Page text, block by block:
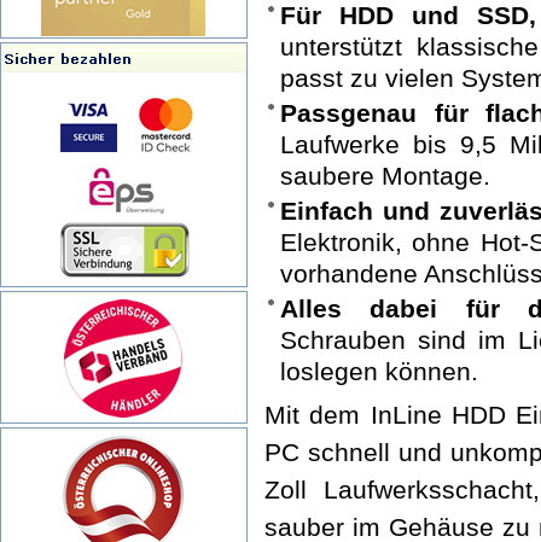
Für HDD und
unterstützt
passt zu vielen
Passgenau für
Laufwerke bis 9,5
saubere Montage.
Einfach und
Elektronik, ohne Hot-
vorhandene
Alles dabei für
Schrauben sind im
loslegen können.
Mit dem InLine HDD
PC schnell und
Zoll
sauber im Gehäuse